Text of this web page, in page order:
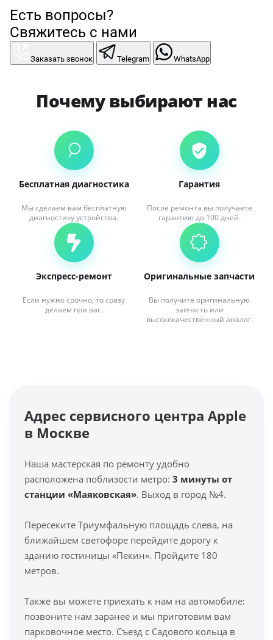
Есть вопросы?
Свяжитесь с нами
Заказать звонок Telegram WhatsApp
Почему выбирают нас
Бесплатная диагностика
Мы сделаем вам бесплатную
диагностику устройства.
Гарантия
После ремонта вы получаете
гарантию до 100 дней.
Экспресс-ремонт
Если нужно срочно, то сразу
делаем при вас.
Оригинальные запчасти
Вы получите оригинальную
запчасть или
высококачественный аналог.
Адрес сервисного центра Apple
в Москве
Наша мастерская по ремонту удобно
расположена поблизости метро: 3 минуты от
станции «Маяковская». Выход в город №4.
Пересеките Триумфальную площадь слева, на
ближайшем светофоре перейдите дорогу к
зданию гостиницы «Пекин». Пройдите 180
метров.
Также вы можете приехать к нам на автомобиле:
позвоните нам заранее и мы приготовим вам
парковочное место. Съезд с Садового кольца в